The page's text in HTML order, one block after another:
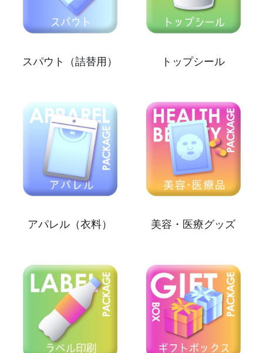
スパウト（詰替用） トップシール
アパレル（衣料） 美容・医療グッズ